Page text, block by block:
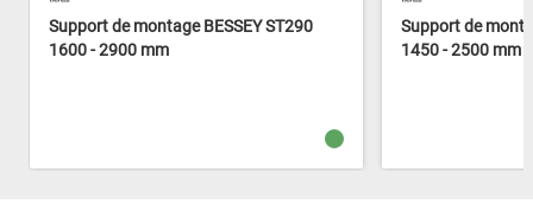
Support de montage BESSEY ST290
1600 - 2900 mm
Support de
1450 - 2500 mm